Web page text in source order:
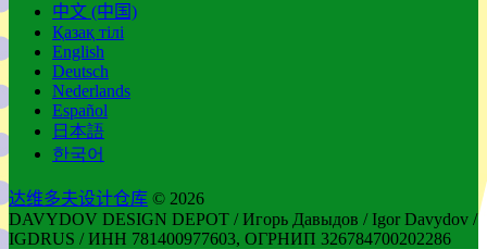
中文 (中国)
Қазақ тілі
English
Deutsch
Nederlands
Español
日本語
한국어
达维多夫设计仓库 © 2026
DAVYDOV DESIGN DEPOT / Игорь Давыдов / Igor Davydov /
IGDRUS / ИНН 781400977603, ОГРНИП 326784700202286